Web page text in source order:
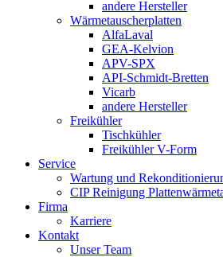
andere Hersteller
Wärmetauscherplatten
AlfaLaval
GEA-Kelvion
APV-SPX
API-Schmidt-Bretten
Vicarb
andere Hersteller
Freikühler
Tischkühler
Freikühler V-Form
Service
Wartung und
CIP Reinigung
Firma
Karriere
Kontakt
Unser Team